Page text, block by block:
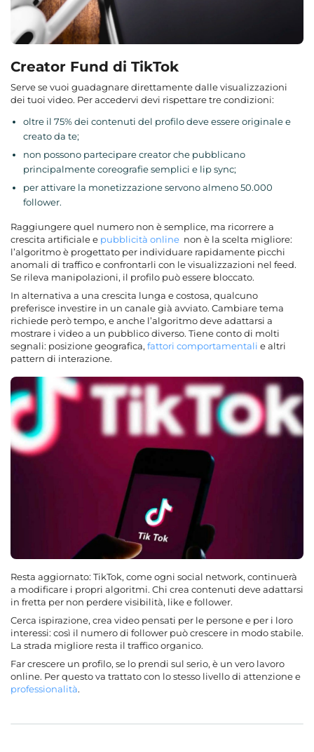
Creator Fund di TikTok
Serve se vuoi guadagnare direttamente dalle visualizzazioni
dei tuoi video. Per accedervi devi rispettare tre condizioni:
oltre il 75% dei contenuti del profilo deve essere originale e
creato da te;
non possono partecipare creator che pubblicano
principalmente coreografie semplici e lip sync;
per attivare la monetizzazione servono almeno 50.000
follower.
Raggiungere quel numero non è semplice, ma ricorrere a
crescita artificiale e pubblicità online non è la scelta migliore:
l’algoritmo è progettato per individuare rapidamente picchi
anomali di traffico e confrontarli con le visualizzazioni nel feed.
Se rileva manipolazioni, il profilo può essere bloccato.
In alternativa a una crescita lunga e costosa, qualcuno
preferisce investire in un canale già avviato. Cambiare tema
richiede però tempo, e anche l’algoritmo deve adattarsi a
mostrare i video a un pubblico diverso. Tiene conto di molti
segnali: posizione geografica, fattori comportamentali e altri
pattern di interazione.
Resta aggiornato: TikTok, come ogni social network, continuerà
a modificare i propri algoritmi. Chi crea contenuti deve adattarsi
in fretta per non perdere visibilità, like e follower.
Cerca ispirazione, crea video pensati per le persone e per i loro
interessi: così il numero di follower può crescere in modo stabile.
La strada migliore resta il traffico organico.
Far crescere un profilo, se lo prendi sul serio, è un vero lavoro
online. Per questo va trattato con lo stesso livello di attenzione e
professionalità.